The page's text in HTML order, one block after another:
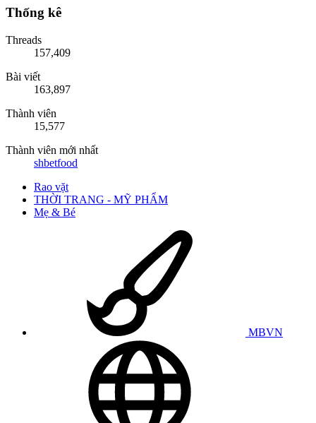
Thống kê
Threads
157,409
Bài viết
163,897
Thành viên
15,577
Thành viên mới nhất
shbetfood
Rao vặt
THỜI TRANG - MỸ PHẨM
Mẹ & Bé
MBVN